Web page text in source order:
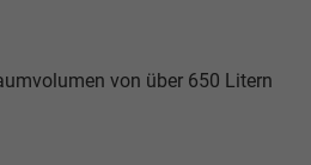
von über 650 Litern